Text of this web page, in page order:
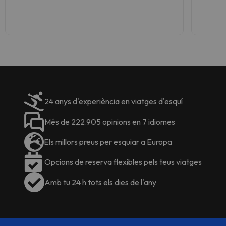
24 anys d'experiència en viatges d'esquí
Més de 222.905 opinions en 7 idiomes
Els millors preus per esquiar a Europa
Opcions de reserva flexibles pels teus viatges
Amb tu 24 h tots els dies de l'any